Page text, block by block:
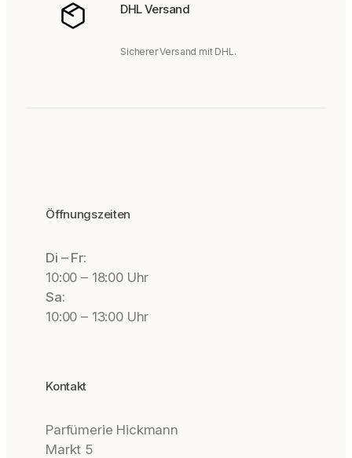
DHL Versand
Sicherer Versand mit DHL.
Öffnungszeiten
Di – Fr:
10:00 – 18:00 Uhr
Sa:
10:00 – 13:00 Uhr
Kontakt
Parfümerie Hickmann
Markt 5